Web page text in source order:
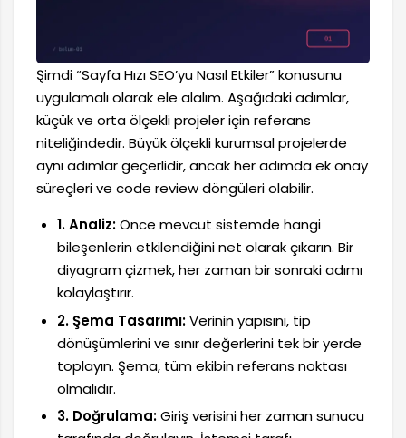
Şimdi “Sayfa Hızı SEO’yu Nasıl Etkiler” konusunu
uygulamalı olarak ele alalım. Aşağıdaki adımlar,
küçük ve orta ölçekli projeler için referans
niteliğindedir. Büyük ölçekli kurumsal projelerde
aynı adımlar geçerlidir, ancak her adımda ek onay
süreçleri ve code review döngüleri olabilir.
1. Analiz:Önce mevcut sistemde hangi
bileşenlerin etkilendiğini net olarak çıkarın. Bir
diyagram çizmek, her zaman bir sonraki adımı
kolaylaştırır.
2. Şema Tasarımı:Verinin yapısını, tip
dönüşümlerini ve sınır değerlerini tek bir yerde
toplayın. Şema, tüm ekibin referans noktası
olmalıdır.
3. Doğrulama:Giriş verisini her zaman sunucu